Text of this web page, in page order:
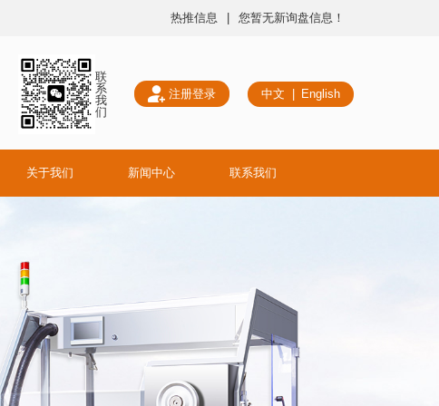
热推信息 您暂无新询盘信息！
联
系
我
们
注册登录 中文 English
关于我们 新闻中心 联系我们